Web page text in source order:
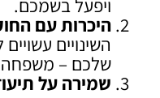
ויפעל בשמכם.
היכרות עם
השינויים
שלכם – משפחה,
שמירה על